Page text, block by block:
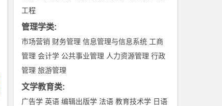
工程
管理学类:
市场营销 财务管理 信息管理与信息系统 工商
管理 会计学 公共事业管理 人力资源管理 行政
管理 旅游管理
文学教育类:
广告学 英语 编辑出版学 法语 教育技术学 日语